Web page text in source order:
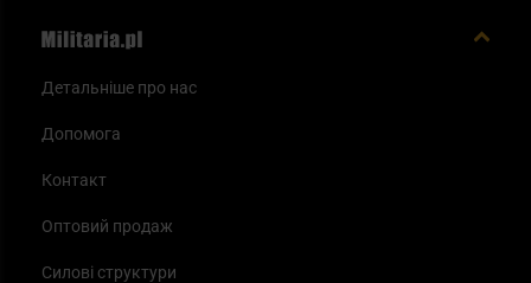
Детальніше про нас
Допомога
Контакт
Оптовий продаж
Силові структури